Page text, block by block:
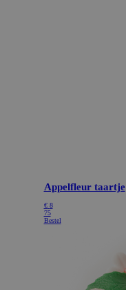
Appelfleur taartje
€ 8
75
Bestel